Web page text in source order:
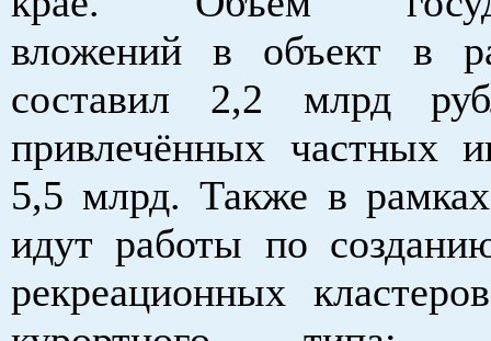
вложений в объект в
составил 2,2 млрд
привлечённых частных
5,5 млрд. Также в
идут работы по
рекреационных